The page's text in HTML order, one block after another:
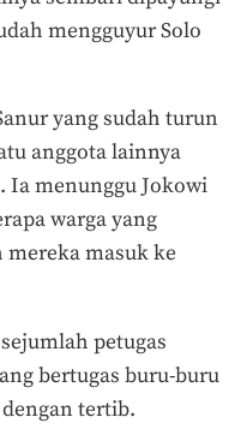
mengguyur Solo
yang sudah turun
anggota lainnya
Ia menunggu Jokowi
warga yang
masuk ke
petugas
bertugas buru-buru
tertib.